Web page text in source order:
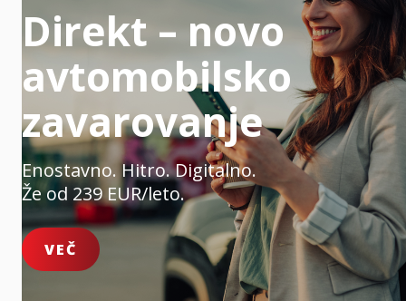
Direkt – novo
avtomobilsko
zavarovanje
Enostavno. Hitro. Digitalno.
Že od 239 EUR/leto.
VEČ